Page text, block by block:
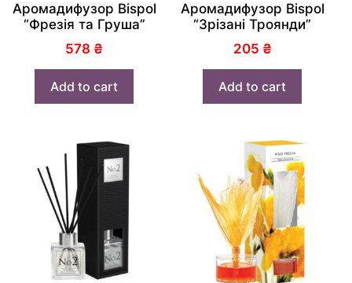
Аромадифузор Bispol
“Фрезія та Груша”
578 ₴
Add to cart
Аромадифузор Bispol
“Зрізані Троянди”
205 ₴
Add to cart